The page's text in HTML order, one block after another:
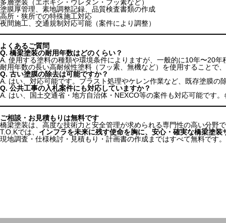
多層塗装（エポキシ・ウレタン・フッ素など）
塗膜厚管理、素地調整記録、品質検査書類の作成
高所・狭所での特殊施工対応
夜間施工、交通規制対応可能（案件により調整）
よくあるご質問
Q. 橋梁塗装の耐用年数はどのくらい？
A. 使用する塗料の種類や環境条件によりますが、一般的に10年〜20年
耐用年数の長い高耐候性塗料（フッ素、無機など）を使用することで
Q. 古い塗膜の除去は可能ですか？
A. はい、対応可能です。ブラスト処理やケレン作業など、既存塗膜の
Q. 公共工事の入札案件にも対応していますか？
A. はい、国土交通省・地方自治体・NEXCO等の案件も対応可能です
ご相談・お見積もりは無料です
橋梁塗装は、高度な技術力と安全管理が求められる専門性の高い分野
T.O.Kでは、 インフラを未来に残す使命を胸に、安心・確実な橋梁塗装
現地調査・仕様検討・見積もり・計画書の作成まではすべて無料です。